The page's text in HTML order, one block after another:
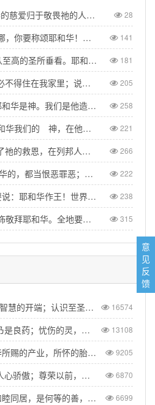
【诗篇 103:17】但耶和华的慈爱归于敬畏祂的人，从亘古到永远；祂的公义也归于子子孙孙。【Psalm 103:17】But from everlasting to everlasting the LORD's love is with those who fear him, and his righteousness with their children's children. 28
【诗103:2–5】 「我的心哪，你要称颂耶和华！不可忘记祂的一切恩惠！祂赦免你的一切罪孽，医治你的一切疾病。祂救赎你的命脱离死亡，以仁爱和慈悲为你的冠冕。祂用美物使你所愿的得以满足，以致你如鹰返老还童。」【Psa 103:2–5】“Praise the LORD, my soul, and forget not all his benefits—who forgives all your sins and heals all your diseases, who redeems your life from the pit and crowns you with love and compassion, who satisfies your desires with good things so that your youth is renewed like the eagle's.” 141
【诗102:19-21】因为他从至高的圣所垂看。耶和华从天向地观察，要垂听被囚之人的叹息，要释放将要死的人，使人在锡安传扬耶和华的名，在耶路撒冷传扬赞美他的话，【Psa 102:19-21】“The Lord looked down from his sanctuary on high, from heaven he viewed the earth, to hear the groans of the prisoners and release those condemned to death.” So the name of the Lord will be declared in Zion and his praise in Jerusalem 181
【诗101:7】“行诡诈的，必不得住在我家里；说谎话的，必不得立在我眼前。”【Psa 101:7】“No one who practices deceit will dwell in my house; no one who speaks falsely will stand in my presence.” 205
【诗100:3】你们当晓得耶和华是神。我们是他造的，也是属他的；我们是他的民，也是他草场的羊。【Psa 100:3】Know that the Lord is God. It is He who made us, and we are His; we are His people, the sheep of His pasture. 258
【诗99:5】你们当尊崇耶和华我们的 神，在他脚凳前下拜。他本为圣！【Psa 99:5】Exalt the LORD our God and worship at his footstool; he is holy! 221
【诗98:2-3】耶和华发明了祂的救恩，在列邦人眼前显出公义。记念祂向以色列家所发的慈爱，所凭的信实。地的四极都看见我们神的救恩。【Psa 98:2】The LORD has made His salvation known and revealed His righteousness to the nations. He has remembered His love and His faithfulness to Israel; all the ends of the earth have seen the salvation of our God. 266
【诗 97:10】“你们爱耶和华的，都当恨恶罪恶；他保护圣民的性命，搭救他们脱离恶人的手。” 【Psa 97:10】Let those who love the LORD hate evil, for he guards the lives of his faithful ones and delivers them from the hand of the wicked. 222
【诗96:10】人在列邦中要说：耶和华作王！世界就坚定，不得动摇；他要按公正审判众民。【Psa 96:10】Say among the nations, “The Lord reigns.” The world is firmly established, it cannot be moved; he will judge the peoples with equity. 238
【诗96:9】当以圣洁的妆饰敬拜耶和华。全地要在他面前战抖。【Psa 96:9】Worship the Lord in the splendor of his holiness; tremble before him, all the earth. 315
【箴9:10 】敬畏耶和华是智慧的开端；认识至圣者便是聪明。 16574
【箴 17:22】喜乐的心，乃是良药；忧伤的灵，使骨枯干。 13108
【诗127:3】儿女是耶和华所赐的产业，所怀的胎是他所给的赏赐。 9205
【箴18:12 】败坏之先，人心骄傲；尊荣以前，必有谦卑。 6870
【诗133:1】看哪，弟兄和睦同居，是何等的善，何等的美！ 6699
意
见
反
馈